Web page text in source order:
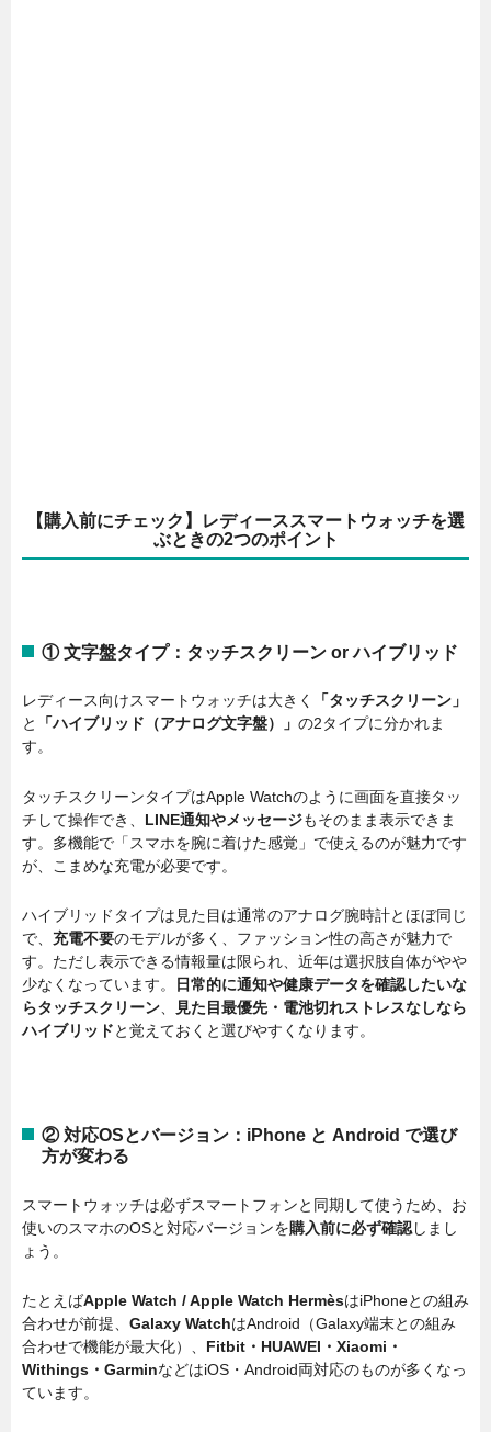
【購入前にチェック】レディーススマートウォッチを選
ぶときの2つのポイント
① 文字盤タイプ：タッチスクリーン or ハイブリッド
レディース向けスマートウォッチは大きく
「タッチスクリーン」
と
「ハイブリッド（アナログ文字盤）」 の2タイプに分かれま
す。
タッチスクリーンタイプはApple Watchのように画面を直接タッ
チして操作でき、 LINE通知やメッセージもそのまま表示できま
す。多機能で「スマホを腕に着けた感覚」で使えるのが魅力です
が、こまめな充電が必要です。
ハイブリッドタイプは見た目は通常のアナログ腕時計とほぼ同じ
で、 充電不要のモデルが多く、ファッション性の高さが魅力で
す。ただし表示できる情報量は限られ、近年は選択肢自体がやや
少なくなっています。
日常的に通知や健康データを確認したいな
らタッチスクリーン
見た目最優先・電池切れストレスなしなら
ハイブリッドと覚えておくと選びやすくなります。
② 対応OSとバージョン：iPhone と Android で選び
方が変わる
スマートウォッチは必ずスマートフォンと同期して使うため、お
使いのスマホのOSと対応バージョンを購入前に必ず確認しまし
ょう。
たとえばApple Watch / Apple Watch HermèsはiPhoneとの組み
合わせが前提、 Galaxy WatchはAndroid（Galaxy端末との組み
合わせで機能が最大化）、 Fitbit・HUAWEI・Xiaomi・
Withings・GarminなどはiOS・Android両対応のものが多くなっ
ています。